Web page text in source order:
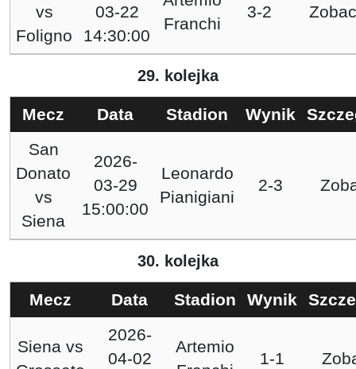
vs
Foligno
03-22
14:30:00
Franchi
3-2
29. kolejka
Mecz Data Stadion Wynik
San
Donato
vs
Siena
2026-
03-29
15:00:00
Leonardo
Pianigiani
2-3
30. kolejka
Mecz Data Stadion Wynik
Siena vs
2026-
04-02
Artemio
1-1